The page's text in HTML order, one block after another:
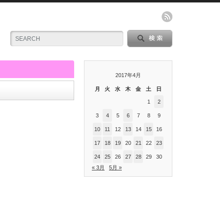
2017年4月
月 火 水 木 金 土 日
1 2
3 4 5 6 7 8 9
10 11 12 13 14 15 16
17 18 19 20 21 22 23
24 25 26 27 28 29
30
« 3月
5月 »